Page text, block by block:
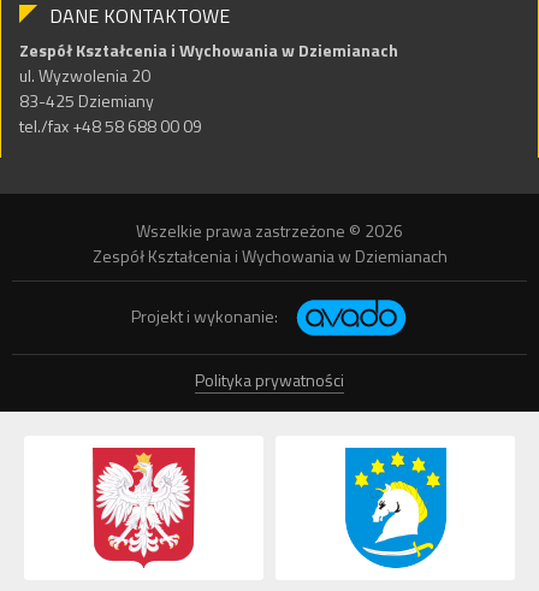
DANE KONTAKTOWE
Zespół Kształcenia i Wychowania w Dziemianach
ul. Wyzwolenia 20
83-425 Dziemiany
tel./fax +48 58 688 00 09
Wszelkie prawa zastrzeżone © 2026
Zespół Kształcenia i Wychowania w Dziemianach
Projekt i wykonanie:
Polityka prywatności